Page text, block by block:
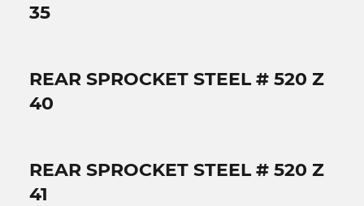
35
REAR SPROCKET STEEL # 520 Z
40
REAR SPROCKET STEEL # 520 Z
41